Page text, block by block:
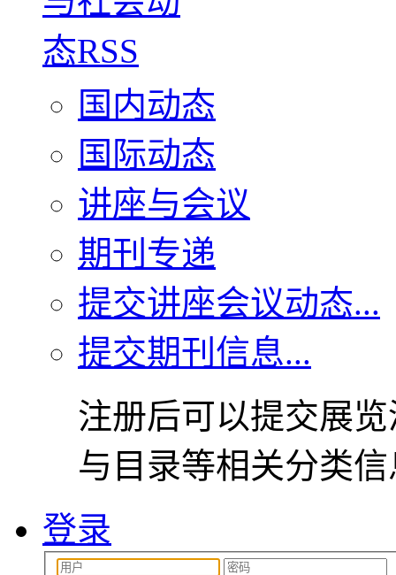
国内动态
国际动态
讲座与会议
期刊专递
提交讲座会议动态...
提交期刊信息...
注册后可以提交展
与目录等相关分类
登录